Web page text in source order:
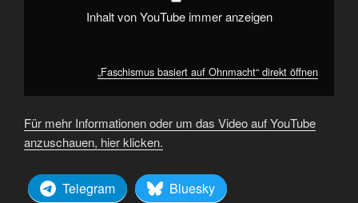
Inhalt von YouTube immer anzeigen
„Faschismus basiert auf Ohnmacht“ direkt öffnen
Für mehr Informationen oder um das Video auf YouTube
anzuschauen, hier klicken.
Telegram
Bluesky